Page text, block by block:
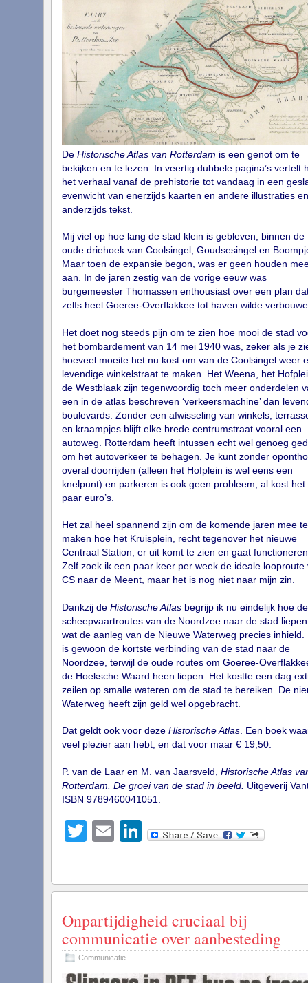
De Historische Atlas van Rotterdam is een genot om te
bekijken en te lezen. In veertig dubbele pagina’s vertelt
het verhaal vanaf de prehistorie tot vandaag in een
evenwicht van enerzijds kaarten en andere illustraties en
anderzijds tekst.
Mij viel op hoe lang de stad klein is gebleven, binnen de
oude driehoek van Coolsingel, Goudsesingel en
Maar toen de expansie begon, was er geen houden
aan. In de jaren zestig van de vorige eeuw was
burgemeester Thomassen enthousiast over een plan
zelfs heel Goeree-Overflakkee tot haven wilde
Het doet nog steeds pijn om te zien hoe mooi de stad
het bombardement van 14 mei 1940 was, zeker als je
hoeveel moeite het nu kost om van de Coolsingel weer
levendige winkelstraat te maken. Het Weena, het
de Westblaak zijn tegenwoordig toch meer onderdelen
een in de atlas beschreven ‘verkeersmachine’ dan
boulevards. Zonder een afwisseling van winkels,
en kraampjes blijft elke brede centrumstraat vooral een
autoweg. Rotterdam heeft intussen echt wel genoeg
om het autoverkeer te behagen. Je kunt zonder
overal doorrijden (alleen het Hofplein is wel eens een
knelpunt) en parkeren is ook geen probleem, al kost het
paar euro’s.
Het zal heel spannend zijn om de komende jaren mee te
maken hoe het Kruisplein, recht tegenover het nieuwe
Centraal Station, er uit komt te zien en gaat
Zelf zoek ik een paar keer per week de ideale looproute
CS naar de Meent, maar het is nog niet naar mijn zin.
Dankzij de Historische Atlasbegrijp ik nu eindelijk hoe de
scheepvaartroutes van de Noordzee naar de stad
wat de aanleg van de Nieuwe Waterweg precies inhield.
is gewoon de kortste verbinding van de stad naar de
Noordzee, terwijl de oude routes om Goeree-
de Hoeksche Waard heen liepen. Het kostte een dag
zeilen op smalle wateren om de stad te bereiken. De
Waterweg heeft zijn geld wel opgebracht.
Dat geldt ook voor deze Historische Atlas. Een boek
veel plezier aan hebt, en dat voor maar € 19,50.
P. van de Laar en M. van Jaarsveld, Historische Atlas
Rotterdam. De groei van de stad in beeld. Uitgeverij
ISBN 9789460041051.
Twitter
EmailLinkedIn
Onpartijdigheid cruciaal bij
communicatie over aanbesteding
Communicatie